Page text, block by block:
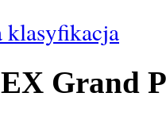
klasyfikacja
Grand